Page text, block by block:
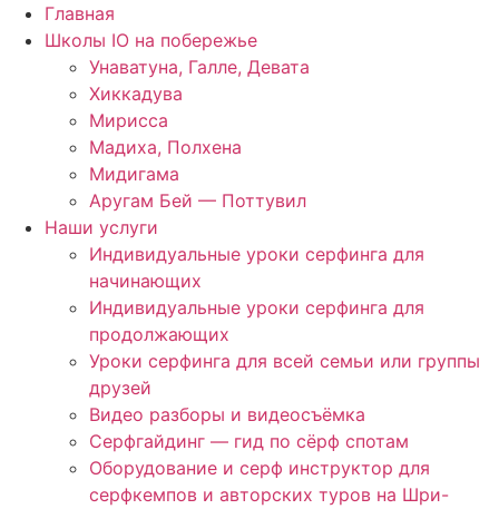
Главная
Школы IO на побережье
Унаватуна, Галле, Девата
Хиккадува
Мирисса
Мадиха, Полхена
Мидигама
Аругам Бей — Поттувил
Наши услуги
Индивидуальные уроки серфинга для
начинающих
Индивидуальные уроки серфинга для
продолжающих
Уроки серфинга для всей семьи или группы
друзей
Видео разборы и видеосъёмка
Серфгайдинг — гид по сёрф спотам
Оборудование и серф инструктор для
серфкемпов и авторских туров на Шри-